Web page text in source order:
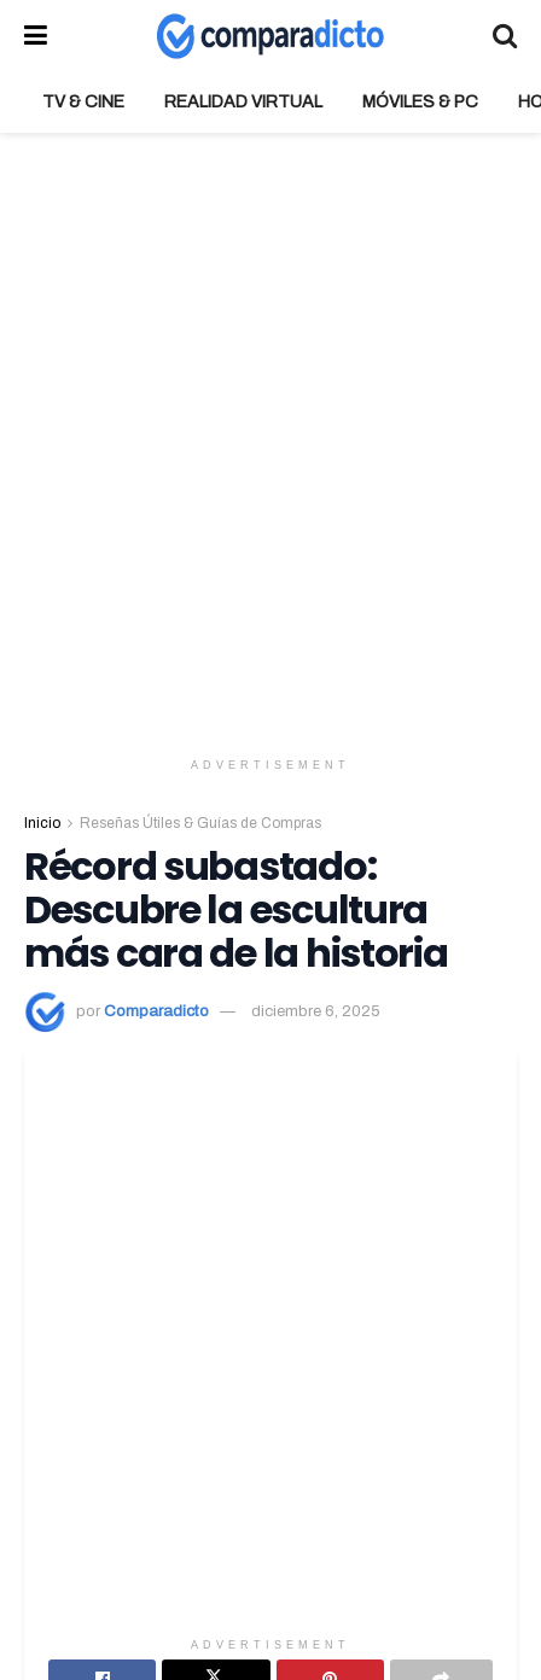
TV & CINE REALIDAD VIRTUAL MÓVILES & PC
ADVERTISEMENT
Inicio Reseñas Útiles & Guías de Compras
Récord subastado:
Descubre la escultura
más cara de la historia
por Comparadicto diciembre 6, 2025
ADVERTISEMENT